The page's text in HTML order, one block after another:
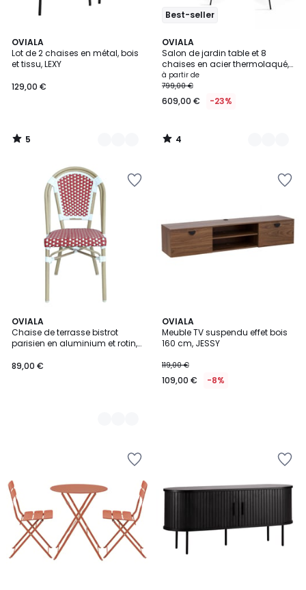
OVIALA
Lot de 2 chaises en métal, bois
et tissu, LEXY
129,00 €
5
/
5
6
Couleurs
5
/
Best-seller
OVIALA
Salon de jardin table et 8
chaises en acier thermolaqué,
PALAVAS
à partir de
799,00 €
609,00 € -23%
4
/
5
4
Couleurs
4
/
OVIALA
Chaise de terrasse bistrot
parisien en aluminium et rotin,
89,00 €
2
Couleurs
OVIALA
Meuble TV suspendu effet bois
160 cm, JESSY
119,00 €
109,00 € -8%